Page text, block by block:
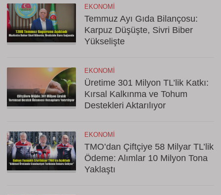
EKONOMI
Temmuz Ayı Gıda Bilançosu:
Karpuz Düşüşte, Sivri Biber
Yükselişte
EKONOMI
Üretime 301 Milyon TL’lik Katkı:
Kırsal Kalkınma ve Tohum
Destekleri Aktarılıyor
EKONOMI
TMO’dan Çiftçiye 58 Milyar TL’lik
Ödeme: Alımlar 10 Milyon Tona
Yaklaştı